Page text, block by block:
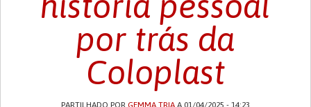
por trás da
Coloplast
PARTILHADO POR GEMMA TRIAA 01/04/2025 - 14:23